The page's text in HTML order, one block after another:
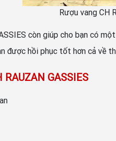
Rượu vang CH
còn giúp cho bạn có
được hồi phục tốt hơn cả về
GASSIES